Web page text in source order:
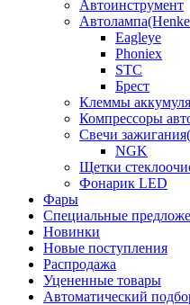
Автоинструмент
Eagleye
Phoniex
STC
Брест
Клеммы
Компрессоры
Свечи
NGK
Щетки
Фонарик LED
Фары
Специальные
Новинки
Новые поступления
Распродажа
Уцененные товары
Автоматический